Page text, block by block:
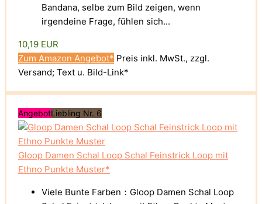
Bandana, selbe zum Bild zeigen, wenn
irgendeine Frage, fühlen sich...
10,19 EUR
Zum Amazon Angebot* Preis inkl. MwSt., zzgl.
Versand; Text u. Bild-Link*
AngebotLiebling Nr. 6
Gloop Damen Schal Loop Schal Feinstrick Loop mit
Ethno Punkte Muster*
Viele Bunte Farben：Gloop Damen Schal Loop